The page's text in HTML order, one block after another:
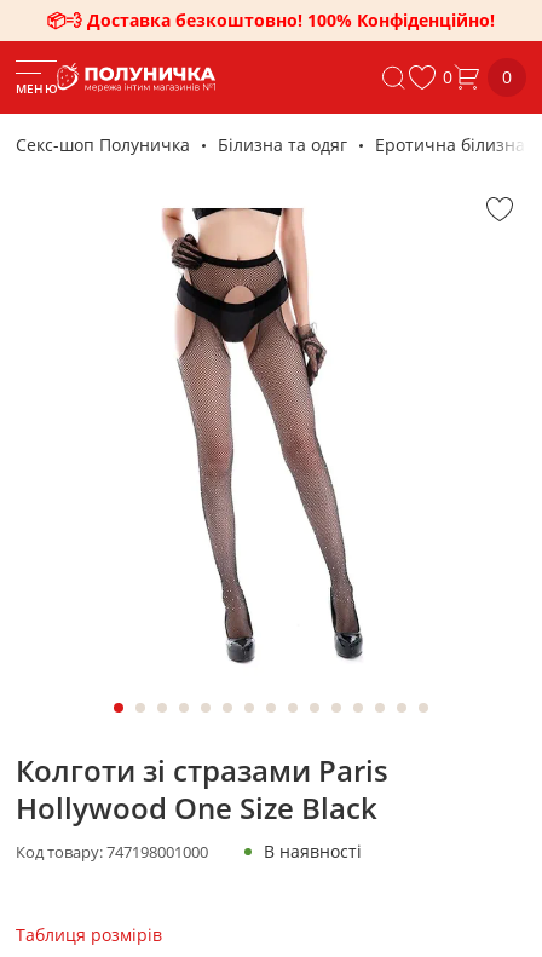
📦💨 Доставка безкоштовно! 100% Конфіденційно!
МЕНЮ 0 0
Секс-шоп Полуничка Білизна та одяг Еротична білизна
Колготи зі стразами Paris
Hollywood One Size Black
Код товару:747198001000 В наявності
Таблиця розмірів